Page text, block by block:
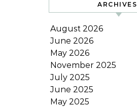
ARCHIVES
August 2026
June 2026
May 2026
November 2025
July 2025
June 2025
May 2025